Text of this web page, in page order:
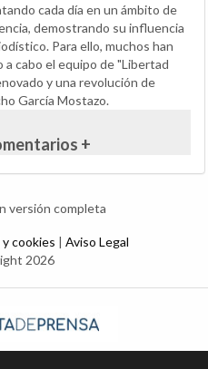
cada día en un ámbito de
demostrando su influencia
Para ello, muchos han
a cabo el equipo de "Libertad
y una revolución de
García Mostazo.
+
versión completa
cookies | Aviso Legal
2026